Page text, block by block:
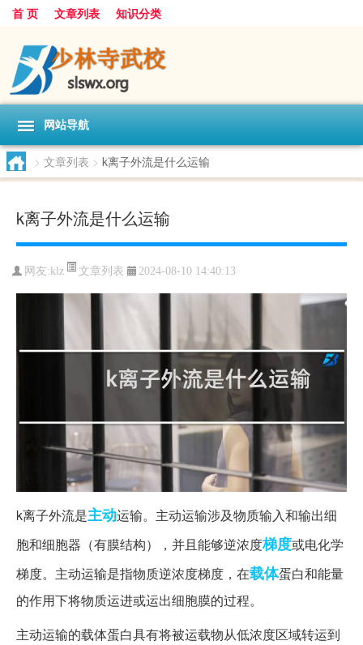
首 页 文章列表 知识分类
网站导航
> 文章列表 > k离子外流是什么运输
k离子外流是什么运输
网友: klz 文章列表 2024-08-10 14:40:13
k离子外流是主动运输。主动运输涉及物质输入和输出细
胞和细胞器（有膜结构），并且能够逆浓度梯度或电化学
梯度。主动运输是指物质逆浓度梯度，在载体蛋白和能量
的作用下将物质运进或运出细胞膜的过程。
主动运输的载体蛋白具有将被运载物从低浓度区域转运到